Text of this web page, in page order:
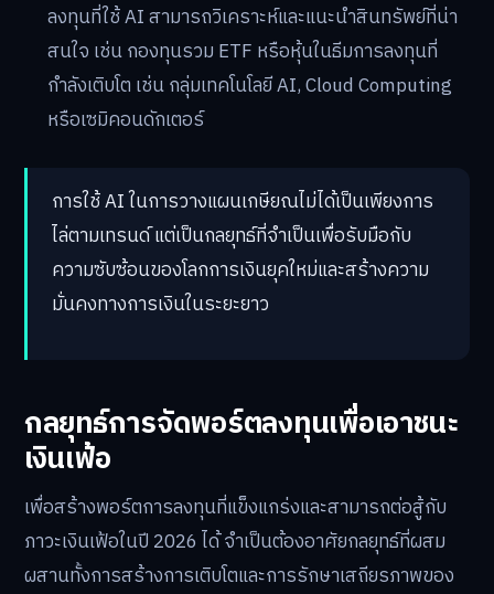
ลงทุนที่ใช้ AI สามารถวิเคราะห์และแนะนำสินทรัพย์ที่น่า
สนใจ เช่น กองทุนรวม ETF หรือหุ้นในธีมการลงทุนที่
กำลังเติบโต เช่น กลุ่มเทคโนโลยี AI, Cloud Computing
หรือเซมิคอนดักเตอร์
การใช้ AI ในการวางแผนเกษียณไม่ได้เป็นเพียงการ
ไล่ตามเทรนด์ แต่เป็นกลยุทธ์ที่จำเป็นเพื่อรับมือกับ
ความซับซ้อนของโลกการเงินยุคใหม่และสร้างความ
มั่นคงทางการเงินในระยะยาว
กลยุทธ์การจัดพอร์ตลงทุนเพื่อเอาชนะ
เงินเฟ้อ
เพื่อสร้างพอร์ตการลงทุนที่แข็งแกร่งและสามารถต่อสู้กับ
ภาวะเงินเฟ้อในปี 2026 ได้ จำเป็นต้องอาศัยกลยุทธ์ที่ผสม
ผสานทั้งการสร้างการเติบโตและการรักษาเสถียรภาพของ